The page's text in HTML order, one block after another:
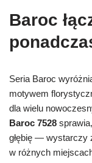
Baroc
Seria Baroc
motywem
dla wielu
Baroc 7528
głębię — wystarczy
w różnych